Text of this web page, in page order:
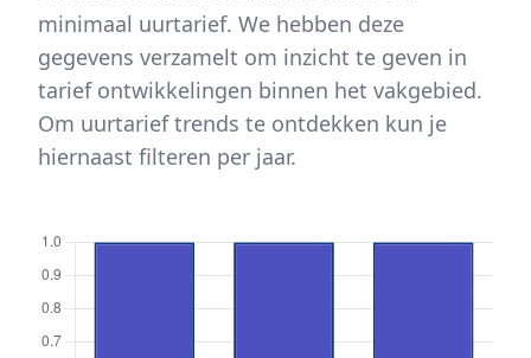
minimaal uurtarief. We hebben deze
gegevens verzamelt om inzicht te geven in
tarief ontwikkelingen binnen het vakgebied.
Om uurtarief trends te ontdekken kun je
hiernaast filteren per jaar.